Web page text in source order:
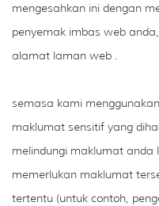
mengesahkan ini dengan
penyemak imbas web
alamat laman web .
semasa kami
maklumat sensitif yang
melindungi maklumat
memerlukan maklumat
tertentu (untuk contoh,